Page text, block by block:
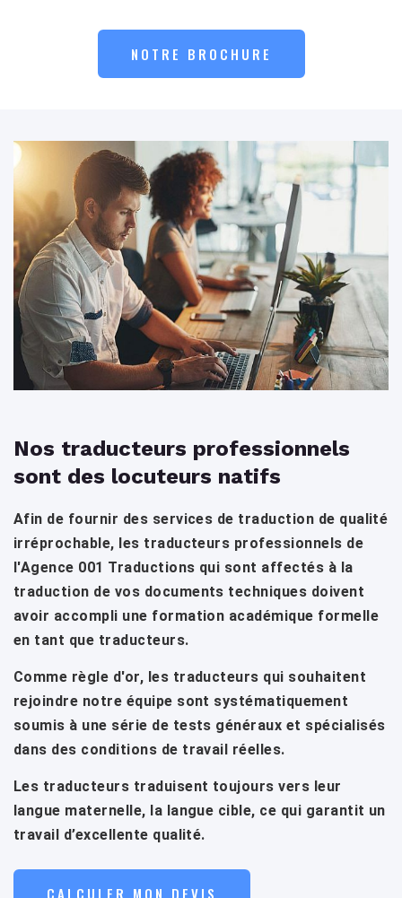
NOTRE BROCHURE
Nos traducteurs professionnels
sont des locuteurs natifs
Afin de fournir des services de traduction de qualité
irréprochable, les traducteurs professionnels de
l'Agence 001 Traductions qui sont affectés à la
traduction de vos documents techniques doivent
avoir accompli une formation académique formelle
en tant que traducteurs.
Comme règle d'or, les traducteurs qui souhaitent
rejoindre notre équipe sont systématiquement
soumis à une série de tests généraux et spécialisés
dans des conditions de travail réelles.
Les traducteurs traduisent toujours vers leur
langue maternelle, la langue cible, ce qui garantit un
travail d’excellente qualité.
CALCULER MON DEVIS